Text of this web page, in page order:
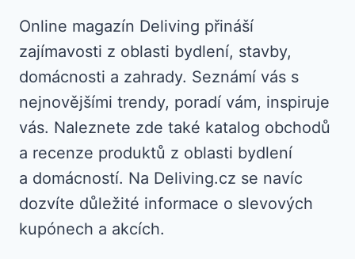
Online magazín Deliving přináší
zajímavosti z oblasti bydlení, stavby,
domácnosti a zahrady. Seznámí vás s
nejnovějšími trendy, poradí vám, inspiruje
vás. Naleznete zde také katalog obchodů
a recenze produktů z oblasti bydlení
a domácností. Na Deliving.cz se navíc
dozvíte důležité informace o slevových
kupónech a akcích.